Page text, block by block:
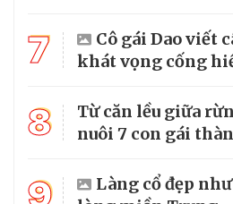
7
Cô gái Dao viết
khát vọng cống
8
Từ căn lều giữa
nuôi 7 con gái
9
Làng cổ đẹp